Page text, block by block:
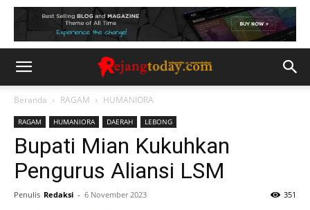
Beranda RAGAM HUMANIORA
RAGAM HUMANIORA DAERAH LEBONG
Bupati Mian Kukuhkan
Pengurus Aliansi LSM
Penulis Redaksi - 6 November 2023 351